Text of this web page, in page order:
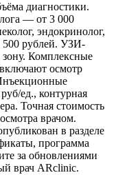
диагностики.
— от 3 000
эндокринолог,
500 рублей. УЗИ-
Комплексные
осмотр
ед., контурная
Точная стоимость
врачом.
в разделе
программа
за обновлениями
врач ARclinic.